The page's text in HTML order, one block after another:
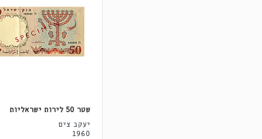
שטר 50 לירות ישראליות
יעקב צים
1960